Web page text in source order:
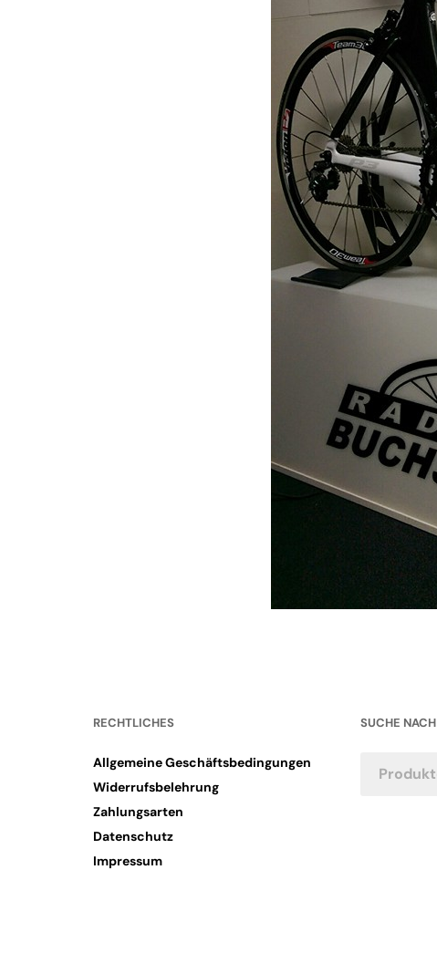
RECHTLICHES
Allgemeine Geschäftsbedingungen
Widerrufsbelehrung
Zahlungsarten
Datenschutz
Impressum
SUCHE